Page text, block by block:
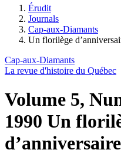
Érudit
Journals
Cap-aux-Diamants
Un florilège
Cap-aux-Diamants
La revue d'histoire du Québec
Volume 5,
1990 Un